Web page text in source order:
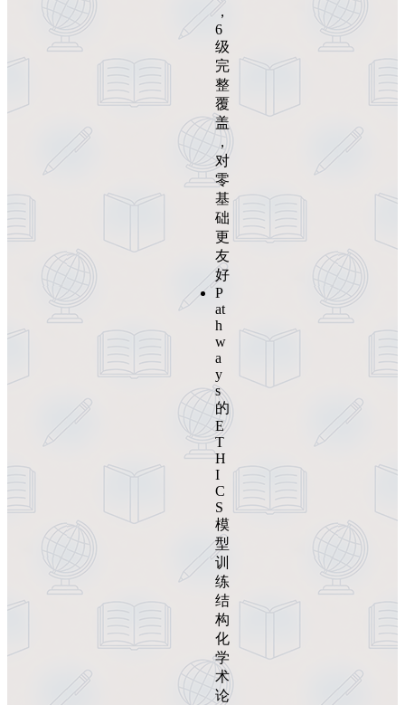
，
6
级
完
整
覆
盖
，
对
零
基
础
更
友
好
P
at
h
w
a
y
s
的
E
T
H
I
C
S
模
型
训
练
结
构
化
学
术
论